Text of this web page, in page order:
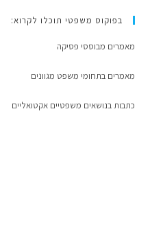
בפוקוס משפטי תוכלו לקרוא:
מאמרים מבוססי פסיקה
מאמרים בתחומי משפט מגוונים
כתבות בנושאים משפטיים אקטואליים